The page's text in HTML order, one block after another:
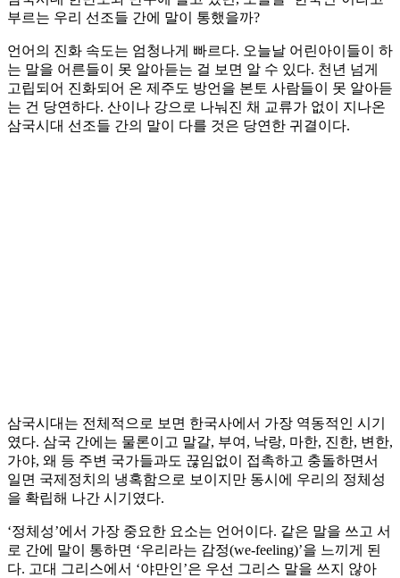
부르는 우리 선조들 간에 말이 통했을까?
언어의 진화 속도는 엄청나게 빠르다. 오늘날 어린아이들이 하
는 말을 어른들이 못 알아듣는 걸 보면 알 수 있다. 천년 넘게
고립되어 진화되어 온 제주도 방언을 본토 사람들이 못 알아듣
는 건 당연하다. 산이나 강으로 나눠진 채 교류가 없이 지나온
삼국시대 선조들 간의 말이 다를 것은 당연한 귀결이다.
삼국시대는 전체적으로 보면 한국사에서 가장 역동적인 시기
였다. 삼국 간에는 물론이고 말갈, 부여, 낙랑, 마한, 진한, 변한,
가야, 왜 등 주변 국가들과도 끊임없이 접촉하고 충돌하면서
일면 국제정치의 냉혹함으로 보이지만 동시에 우리의 정체성
을 확립해 나간 시기였다.
‘정체성’에서 가장 중요한 요소는 언어이다. 같은 말을 쓰고 서
로 간에 말이 통하면 ‘우리라는 감정(we-feeling)’을 느끼게 된
다. 고대 그리스에서 ‘야만인’은 우선 그리스 말을 쓰지 않아